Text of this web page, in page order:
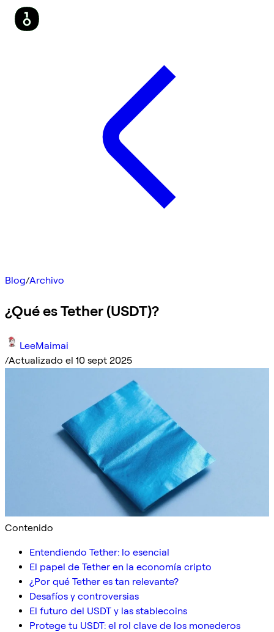
Blog/Archivo
¿Qué es Tether (USDT)?
LeeMaimai
/Actualizado el 10 sept 2025
Contenido
Entendiendo Tether: lo esencial
El papel de Tether en la economía cripto
¿Por qué Tether es tan relevante?
Desafíos y controversias
El futuro del USDT y las stablecoins
Protege tu USDT: el rol clave de los monederos